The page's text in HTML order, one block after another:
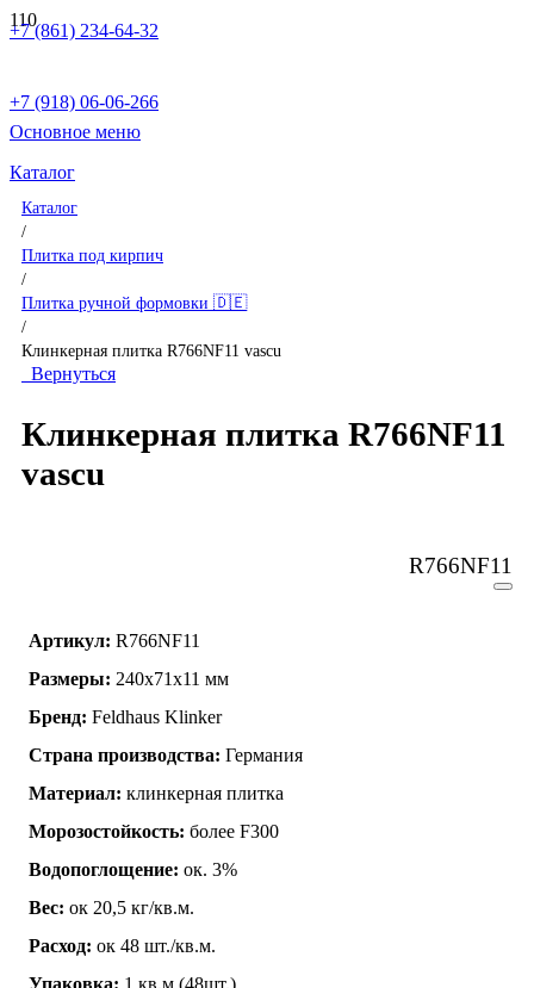
+7 (861) 234-64-32
+7 (918) 06-06-266
Основное меню
Каталог
Каталог
/
Плитка под кирпич
/
Плитка ручной формовки 🇩🇪
/
Клинкерная плитка R766NF11 vascu
Вернуться
Клинкерная плитка R766NF11
vascu
R766NF11
Артикул: R766NF11
Размеры: 240x71x11 мм
Бренд: Feldhaus Klinker
Страна производства: Германия
Материал: клинкерная плитка
Морозостойкость: более F300
Водопоглощение: ок. 3%
Вес: ок 20,5 кг/кв.м.
Расход: ок 48 шт./кв.м.
Упаковка: 1 кв.м (48шт.)